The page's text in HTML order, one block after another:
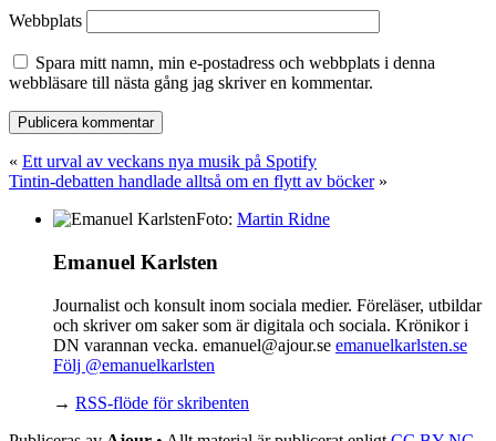
Webbplats
Spara mitt namn, min e-postadress och webbplats i denna
webbläsare till nästa gång jag skriver en kommentar.
« Ett urval av veckans nya musik på Spotify
Tintin-debatten handlade alltså om en flytt av böcker»
Foto: Martin Ridne
Emanuel Karlsten
Journalist och konsult inom sociala medier. Föreläser, utbildar
och skriver om saker som är digitala och sociala. Krönikor i
DN varannan vecka. emanuel@ajour.se emanuelkarlsten.se
Följ @emanuelkarlsten
→ RSS-flöde för skribenten